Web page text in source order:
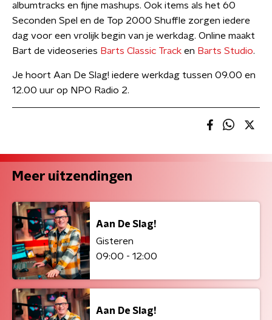
albumtracks en fijne mashups. Ook items als het 60
Seconden Spel en de Top 2000 Shuffle zorgen iedere
dag voor een vrolijk begin van je werkdag. Online maakt
Bart de videoseries Barts Classic Track en Barts Studio.
Je hoort Aan De Slag! iedere werkdag tussen 09.00 en
12.00 uur op NPO Radio 2.
Meer uitzendingen
Aan De Slag!
Gisteren
09:00 - 12:00
Aan De Slag!